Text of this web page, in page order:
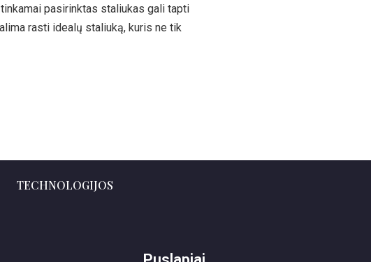
pasirinktas staliukas gali tapti
rasti idealų staliuką, kuris ne tik
TECHNOLOGIJOS